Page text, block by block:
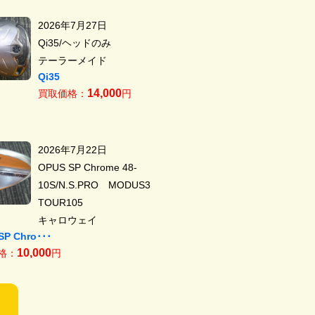
2026年7月27日
Qi35/ヘッドのみ
テーラーメイド
Qi35
買取価格： 14,000円
2026年7月22日
OPUS SP Chrome 48-
10S/N.S.PRO MODUS3
TOUR105
キャロウェイ
Chro･･･
： 10,000円